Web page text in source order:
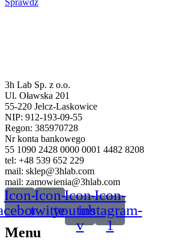
Sprawdź
3h Lab Sp. z o.o.
Ul. Oławska 201
55-220 Jelcz-Laskowice
NIP: 912-193-09-55
Regon: 385970728
Nr konta bankowego
55 1090 2428 0000 0001 4482 8208
tel: +48 539 652 229
mail: sklep@3hlab.com
mail: zamowienia@3hlab.com
Icon-Icon-
twitter
Icon-
youtube-
v
Icon-
instagram-
1
Menu